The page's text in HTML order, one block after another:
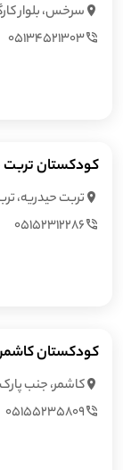
سرخس، بلوار
05134521303
کودکستان تربت
تربت حیدریه،
05152312286
کودکستان کاشمر
کاشمر، جنب
05155235809